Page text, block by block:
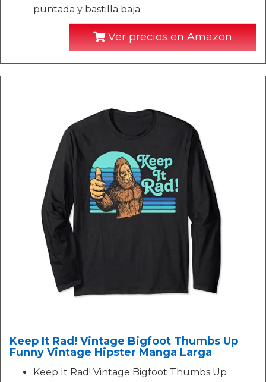
puntada y bastilla baja
Ver precios en Amazon
Keep It Rad! Vintage Bigfoot Thumbs Up
Funny Vintage Hipster Manga Larga
Keep It Rad! Vintage Bigfoot Thumbs Up